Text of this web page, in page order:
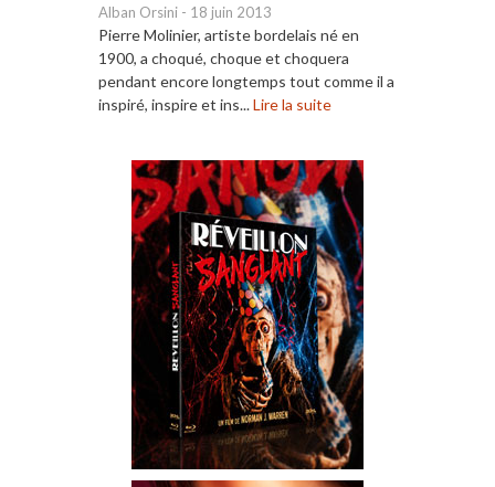
Alban Orsini - 18 juin 2013
Pierre Molinier, artiste bordelais né en
1900, a choqué, choque et choquera
pendant encore longtemps tout comme il a
inspiré, inspire et ins...Lire la suite